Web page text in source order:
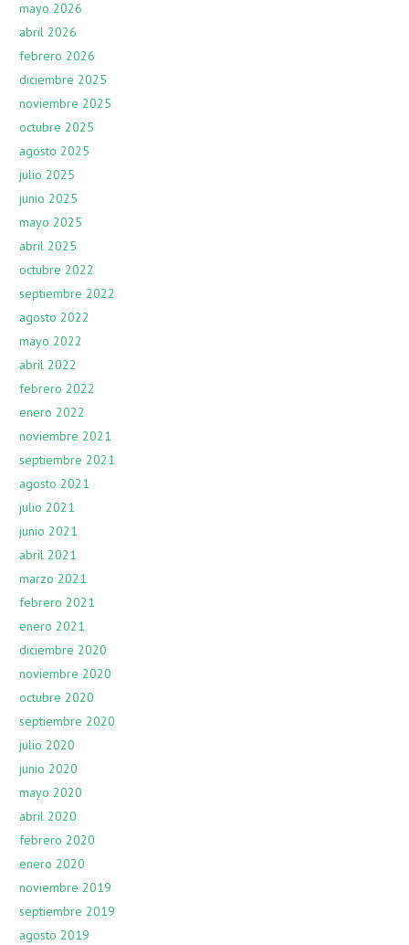
mayo 2026
abril 2026
febrero 2026
diciembre 2025
noviembre 2025
octubre 2025
agosto 2025
julio 2025
junio 2025
mayo 2025
abril 2025
octubre 2022
septiembre 2022
agosto 2022
mayo 2022
abril 2022
febrero 2022
enero 2022
noviembre 2021
septiembre 2021
agosto 2021
julio 2021
junio 2021
abril 2021
marzo 2021
febrero 2021
enero 2021
diciembre 2020
noviembre 2020
octubre 2020
septiembre 2020
julio 2020
junio 2020
mayo 2020
abril 2020
febrero 2020
enero 2020
noviembre 2019
septiembre 2019
agosto 2019